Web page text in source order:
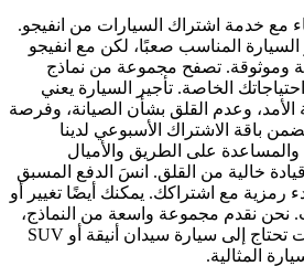
مع خدمة اشتراك السيارات من انفيجو.
المناسب صعبًا، لكن مع انفيجو
وموثوقة. تصفح مجموعة من نماذج
الخاصة. تأجير السيارة يعني
وعدم القلق بشأن الصيانة، وفرصة
باقة الاشتراك الأسبوعي لدينا
والمساعدة على الطريق والأميال
خالية من القلق. انسَ الدفع المسبق
رمزية مع اشتراكك. يمكنك أيضًا تغيير أو
نحن نقدم مجموعة واسعة من النماذج،
من إلى ، و****، سواء كنت تحتاج إلى سيارة سيدان أنيقة أو SUV
المثالية.